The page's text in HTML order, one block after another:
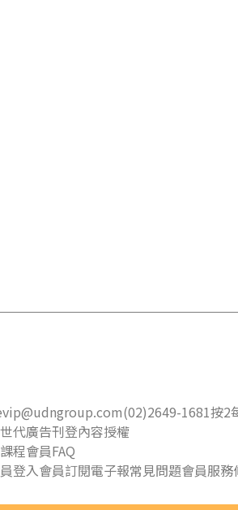
(02)2649-1681按2
代廣告刊登內容授權
程會員FAQ
登入會員訂閱電子報常見問題會員服務